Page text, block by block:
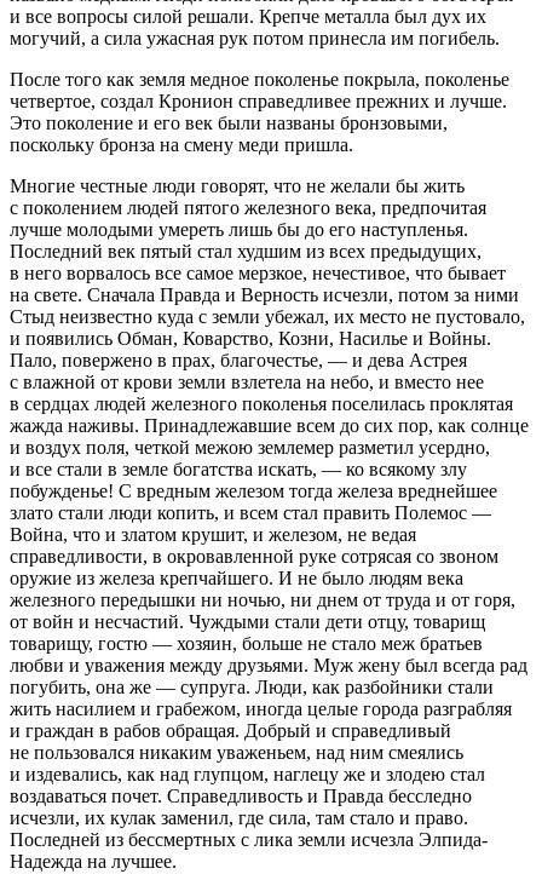
и все вопросы силой решали. Крепче металла был дух их
могучий, а сила ужасная рук потом принесла им погибель.
После того как земля медное поколенье покрыла, поколенье
четвертое, создал Кронион справедливее прежних и лучше.
Это поколение и его век были названы бронзовыми,
поскольку бронза на смену меди пришла.
Многие честные люди говорят, что не желали бы жить
с поколением людей пятого железного века, предпочитая
лучше молодыми умереть лишь бы до его наступленья.
Последний век пятый стал худшим из всех предыдущих,
в него ворвалось все самое мерзкое, нечестивое, что бывает
на свете. Сначала Правда и Верность исчезли, потом за ними
Стыд неизвестно куда с земли убежал, их место не пустовало,
и появились Обман, Коварство, Козни, Насилье и Войны.
Пало, повержено в прах, благочестье, — и дева Астрея
с влажной от крови земли взлетела на небо, и вместо нее
в сердцах людей железного поколенья поселилась проклятая
жажда наживы. Принадлежавшие всем до сих пор, как солнце
и воздух поля, четкой межою землемер разметил усердно,
и все стали в земле богатства искать, — ко всякому злу
побужденье! С вредным железом тогда железа вреднейшее
злато стали люди копить, и всем стал править Полемос —
Война, что и златом крушит, и железом, не ведая
справедливости, в окровавленной руке сотрясая со звоном
оружие из железа крепчайшего. И не было людям века
железного передышки ни ночью, ни днем от труда и от горя,
от войн и несчастий. Чуждыми стали дети отцу, товарищ
товарищу, гостю — хозяин, больше не стало меж братьев
любви и уважения между друзьями. Муж жену был всегда рад
погубить, она же — супруга. Люди, как разбойники стали
жить насилием и грабежом, иногда целые города разграбляя
и граждан в рабов обращая. Добрый и справедливый
не пользовался никаким уваженьем, над ним смеялись
и издевались, как над глупцом, наглецу же и злодею стал
воздаваться почет. Справедливость и Правда бесследно
исчезли, их кулак заменил, где сила, там стало и право.
Последней из бессмертных с лика земли исчезла Элпида-
Надежда на лучшее.